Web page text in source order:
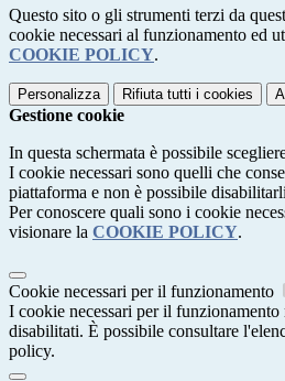
Questo sito o gli strumenti terzi da
cookie necessari al funzionamento ed
COOKIE POLICY.
Personalizza Rifiuta tutti i cookies
Gestione cookie
In questa schermata è possibile
I cookie necessari sono quelli che
piattaforma e non è possibile
Per conoscere quali sono i cookie
visionare la COOKIE POLICY.
Cookie necessari per il funzionamento
I cookie necessari per il funzionamento
disabilitati. È possibile consultare
policy.